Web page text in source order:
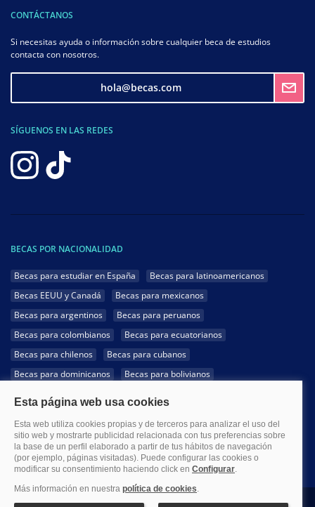
CONTÁCTANOS
Si necesitas ayuda o información sobre cualquier beca de estudios
contacta con nosotros.
hola@becas.com
SÍGUENOS EN LAS REDES
BECAS POR NACIONALIDAD
Becas para estudiar en España
Becas para latinoamericanos
Becas EEUU y Canadá
Becas para mexicanos
Becas para argentinos
Becas para peruanos
Becas para colombianos
Becas para ecuatorianos
Becas para chilenos
Becas para cubanos
Becas para dominicanos
Becas para bolivianos
Becas para hondureños
Becas para paraguayos
Becas para uruguayos
Becas para salvadoreños
1999-2026 Becas.com @Todos los derechos reservados